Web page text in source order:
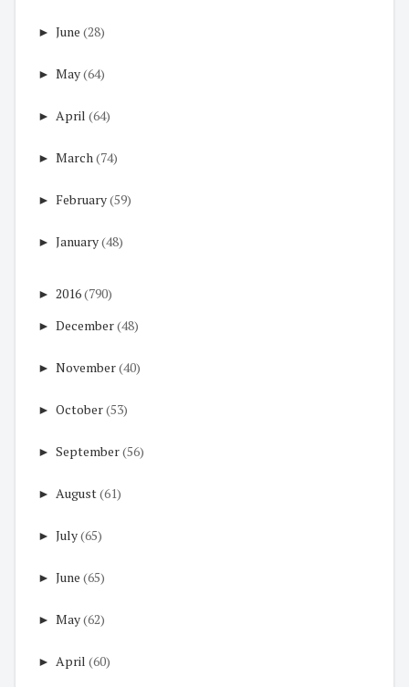
► June (28)
► May(64)
► April (64)
► March(74)
► February(59)
► January(48)
► 2016(790)
► December(48)
► November(40)
► October(53)
► September(56)
► August(61)
► July(65)
► June (65)
► May(62)
► April (60)